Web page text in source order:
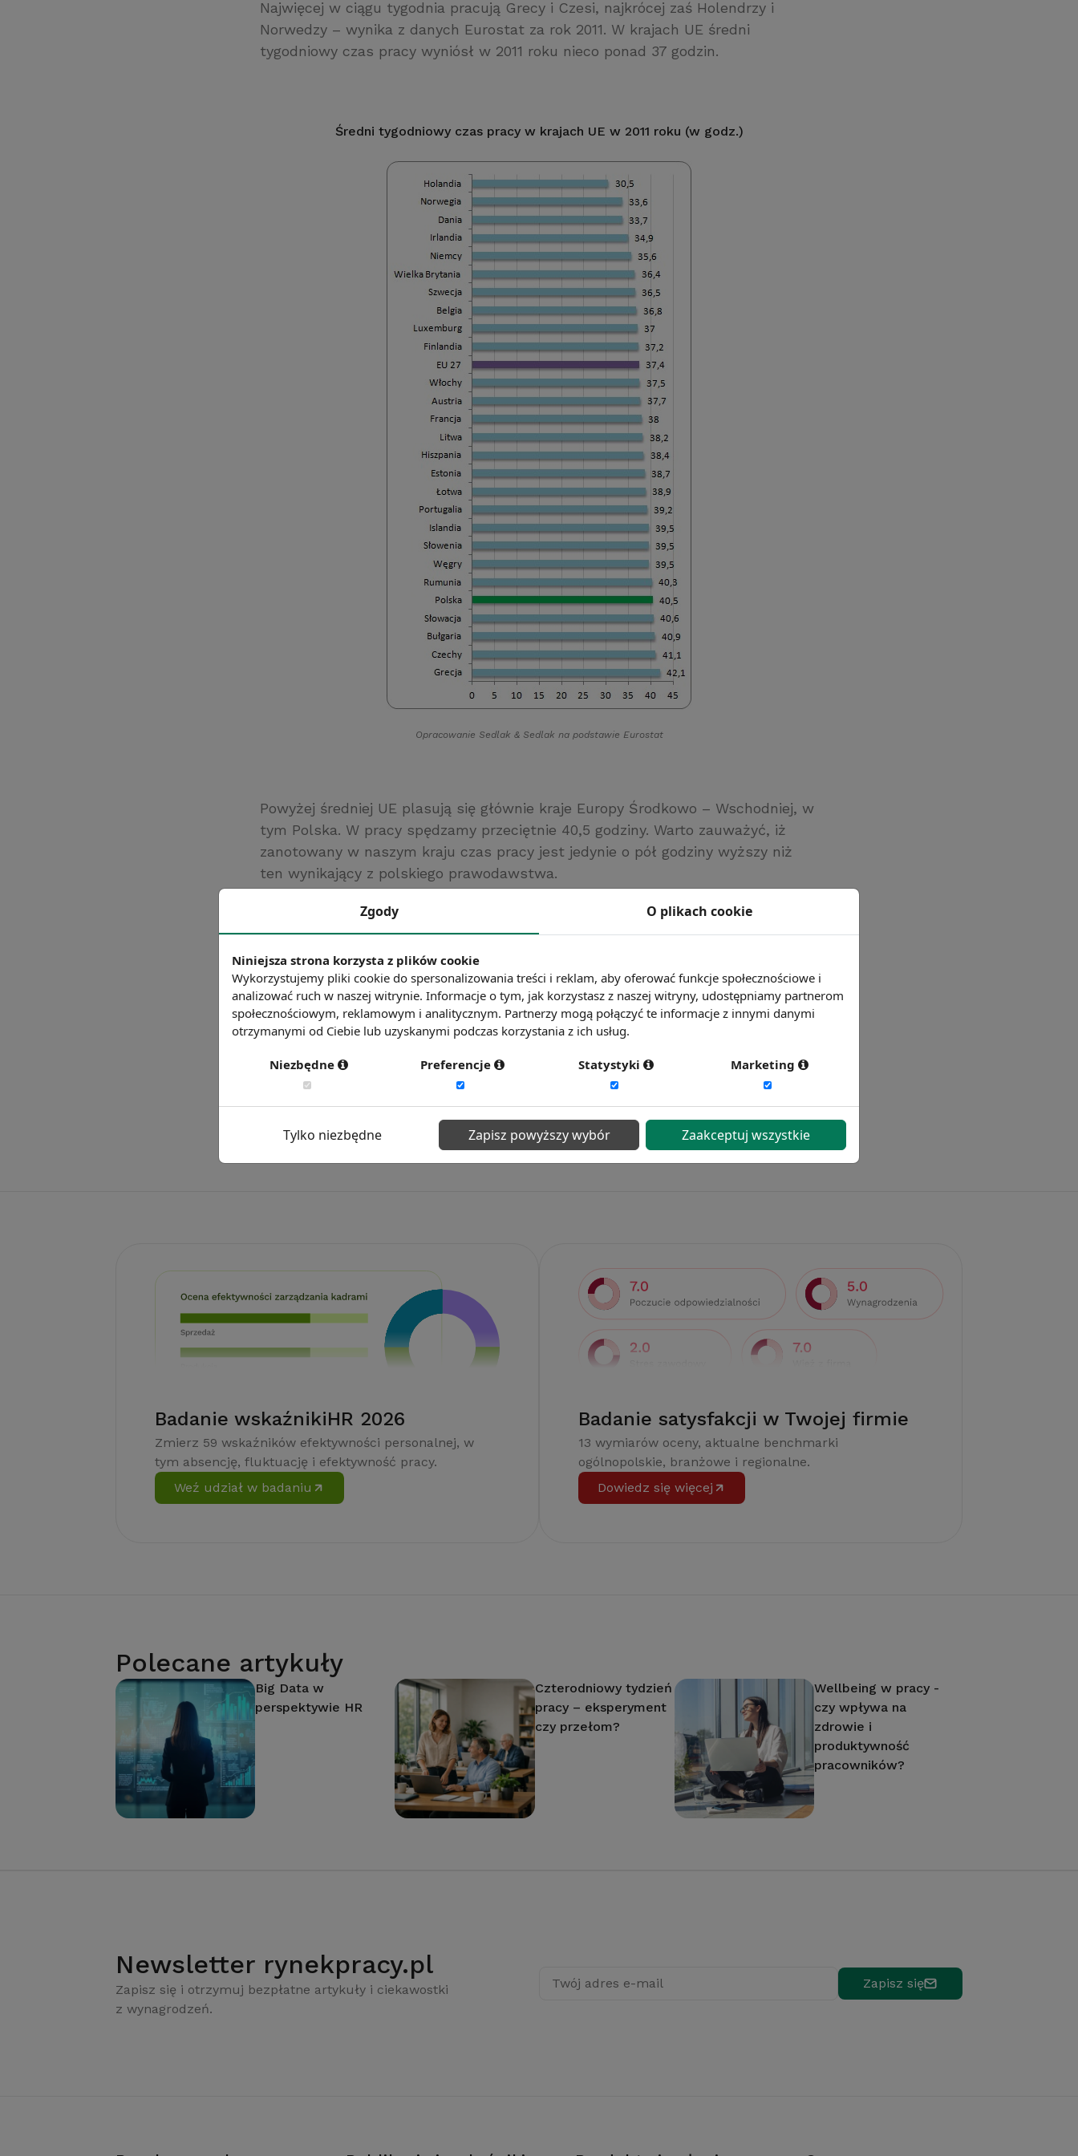
Najwięcej w ciągu tygodnia pracują Grecy i Czesi, najkrócej zaś Holendrzy i
Norwedzy – wynika z danych Eurostat za rok 2011. W krajach UE średni
tygodniowy czas pracy wyniósł w 2011 roku nieco ponad 37 godzin.
Średni tygodniowy czas pracy w krajach UE w 2011 roku (w godz.)
Opracowanie Sedlak &Sedlak na podstawie Eurostat
Powyżej średniej UE plasują się głównie kraje Europy Środkowo – Wschodniej, w
tym Polska. W pracy spędzamy przeciętnie 40,5 godziny. Warto zauważyć, iż
zanotowany w naszym kraju czas pracy jest jedynie o pół godziny wyższy niż
ten wynikający z polskiego prawodawstwa.
Znacznie poniżej średniej unijnej sytuują się kraje Europy Zachodniej, takie jak
Dania (33,7 h), Norwegia (33,6 h), czy Holandia (30,5 h). Przykładowo, w Holandii
czas pracy jest o 10 godzin krótszy od czasu pracy w Polsce.
Badanie wskaźnikiHR 2026
Zmierz 59 wskaźników efektywności personalnej, w
tym absencję, fluktuację i efektywność pracy.
Weź udział w badaniu
Badanie satysfakcji w Twojej firmie
13 wymiarów oceny, aktualne benchmarki
ogólnopolskie, branżowe i regionalne.
Dowiedz się więcej
Polecane artykuły
Big Data w
perspektywie HR
Czterodniowy tydzień
pracy – eksperyment
czy przełom?
Wellbeing w pracy -
czy wpływa na
zdrowie i
produktywność
pracowników?
Newsletter rynekpracy.pl
Zapisz się i otrzymuj bezpłatne artykuły i ciekawostki
z wynagrodzeń.
Twój adres e-mail Zapisz się
Zgody O plikach cookie
Niniejsza strona korzysta z plików cookie
Wykorzystujemy pliki cookie do spersonalizowania treści i reklam, aby oferować funkcje społecznościowe i
analizować ruch w naszej witrynie. Informacje o tym, jak korzystasz z naszej witryny, udostępniamy partnerom
społecznościowym, reklamowym i analitycznym. Partnerzy mogą połączyć te informacje z innymi danymi
otrzymanymi od Ciebie lub uzyskanymi podczas korzystania z ich usług.
Niezbędne Preferencje Statystyki Marketing
Tylko niezbędne Zapisz powyższy wybór Zaakceptuj wszystkie